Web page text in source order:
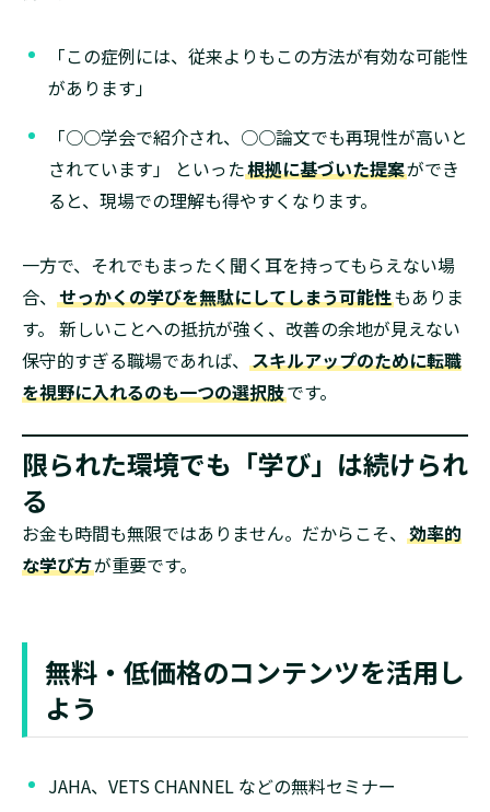
「この症例には、従来よりもこの方法が有効な可能性
があります」
「○○学会で紹介され、○○論文でも再現性が高いと
されています」 といった根拠に基づいた提案ができ
ると、現場での理解も得やすくなります。
一方で、それでもまったく聞く耳を持ってもらえない場
合、 せっかくの学びを無駄にしてしまう可能性もありま
す。 新しいことへの抵抗が強く、改善の余地が見えない
保守的すぎる職場であれば、 スキルアップのために転職
を視野に入れるのも一つの選択肢です。
限られた環境でも「学び」は続けられ
る
お金も時間も無限ではありません。だからこそ、 効率的
な学び方が重要です。
無料・低価格のコンテンツを活用し
よう
JAHA、VETS CHANNEL などの無料セミナー